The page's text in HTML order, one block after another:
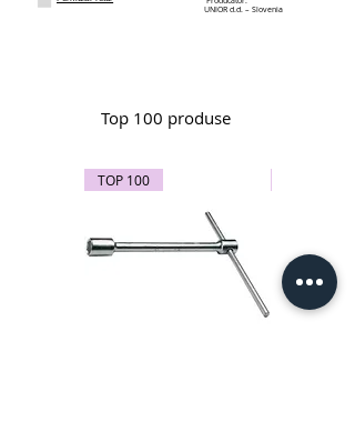
UNIOR d.d. – Slovenia
Top 100 produse
TOP 100